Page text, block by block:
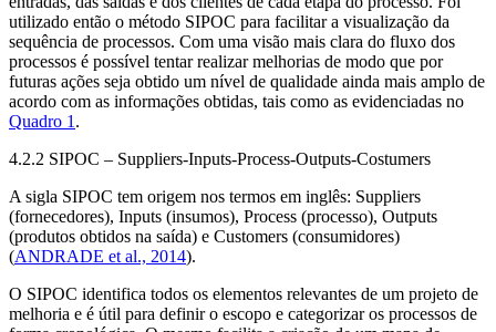
utilizado então o método SIPOC para facilitar a visualização da
sequência de processos. Com uma visão mais clara do fluxo dos
processos é possível tentar realizar melhorias de modo que por
futuras ações seja obtido um nível de qualidade ainda mais amplo de
acordo com as informações obtidas, tais como as evidenciadas no
Quadro 1.
4.2.2 SIPOC – Suppliers-Inputs-Process-Outputs-Costumers
A sigla SIPOC tem origem nos termos em inglês: Suppliers
(fornecedores), Inputs (insumos), Process (processo), Outputs
(produtos obtidos na saída) e Customers (consumidores)
(ANDRADE et al., 2014).
O SIPOC identifica todos os elementos relevantes de um projeto de
melhoria e é útil para definir o escopo e categorizar os processos de